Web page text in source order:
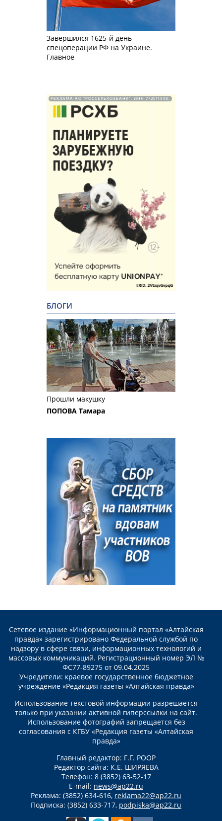
Завершился 1625-й день
спецоперации РФ на Украине.
Главное
РЕКЛАМА АО "РОССЕЛЬХОЗБАНК". ИНН 772511448.
БЛОГИ
Прошли макушку
ПОПОВА Тамара
Сетевое издание «Информационный портал «Алтайская
правда» зарегистрировано Федеральной службой по
надзору в сфере связи, информационных технологий и
массовых коммуникаций. Регистрационный номер ЭЛ №
ФС77-89275 от 09.04.2025
Учредители: краевое государственное бюджетное
учреждение «Редакция газеты «Алтайская правда»
Использование текстовой информации разрешается
только при указании активной гиперссылки на сайт.
Использование фотографий запрещается без
согласования с КГБУ «Редакция газеты «Алтайская
правда»
Главный редактор: Г.Г. РООР
Редактор сайта: К.Е. ШИРЯЕВА
Телефон: 8 (3852) 63-52-17
E-mail: news@ap22.ru
Реклама: (3852) 634-616, reklama22@ap22.ru
Подписка: (3852) 633-717, podpiska@ap22.ru